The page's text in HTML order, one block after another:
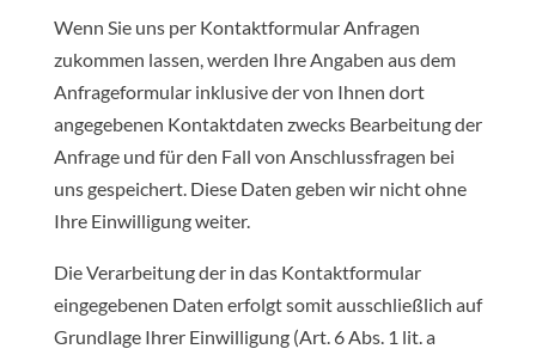
Wenn Sie uns per Kontaktformular Anfragen
zukommen lassen, werden Ihre Angaben aus dem
Anfrageformular inklusive der von Ihnen dort
angegebenen Kontaktdaten zwecks Bearbeitung der
Anfrage und für den Fall von Anschlussfragen bei
uns gespeichert. Diese Daten geben wir nicht ohne
Ihre Einwilligung weiter.
Die Verarbeitung der in das Kontaktformular
eingegebenen Daten erfolgt somit ausschließlich auf
Grundlage Ihrer Einwilligung (Art. 6 Abs. 1 lit. a